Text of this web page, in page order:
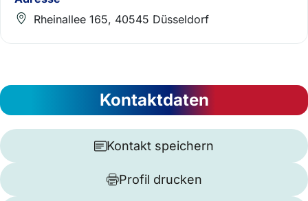
Rheinallee 165, 40545 Düsseldorf
Kontaktdaten
Kontakt speichern
Profil drucken